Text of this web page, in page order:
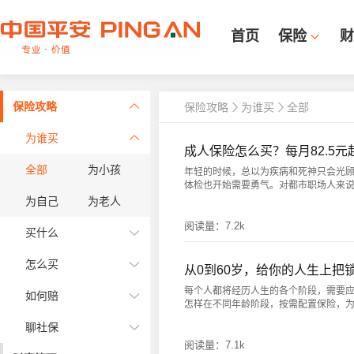
首页 保险
保险攻略
为谁买
全部 为小孩
为自己 为老人
买什么
怎么买
如何赔
聊社保
保险攻略 为谁买 全部
成人保险怎么买？每月82.5元
年轻的时候，总以为疾病和死神只会光
体检也开始需要勇气。对都市职场人来
阅读量： 7.2k
从0到60岁，给你的人生上把
每个人都将经历人生的各个阶段，需要
怎样在不同年龄阶段，按需配置保险，
阅读量： 7.1k